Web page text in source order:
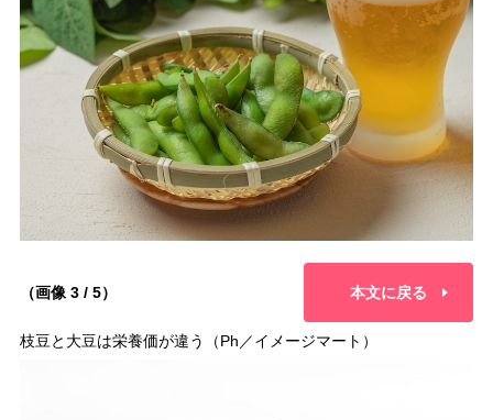
（画像 3 / 5） 本文に戻る
枝豆と大豆は栄養価が違う（Ph／イメージマート）